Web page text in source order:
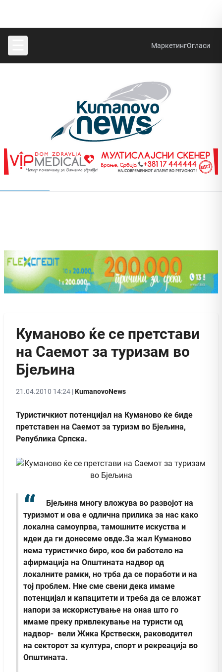
МаркетингОгласи
Куманово ќе се претстави
на Саемот за туризам во
Бјељина
21.04.2010 14:24 |KumanovoNews
Туристичкиот потенцијал на Куманово ќе биде
претставен на Саемот за туризм во Бјељина,
Република Српска.
Бјељина многу вложува во развојот на
туризмот и ова е одлична прилика за нас како
локална самоупрва, тамошните искуства и
идеи да ги донесеме овде.За жал Куманово
нема туристичко биро, кое би работело на
афирмација на Општината надвор од
локалните рамки, но трба да се поработи и на
тој проблем. Ние сме свени дека имаме
потенцијал и капацитети и треба да се вложат
напори за искористување на онаа што го
имаме преку привлекување на туристи од
надвор- вели Жика Крствески, раководител
на секторот за култура, спорт и рекреација во
Општината.